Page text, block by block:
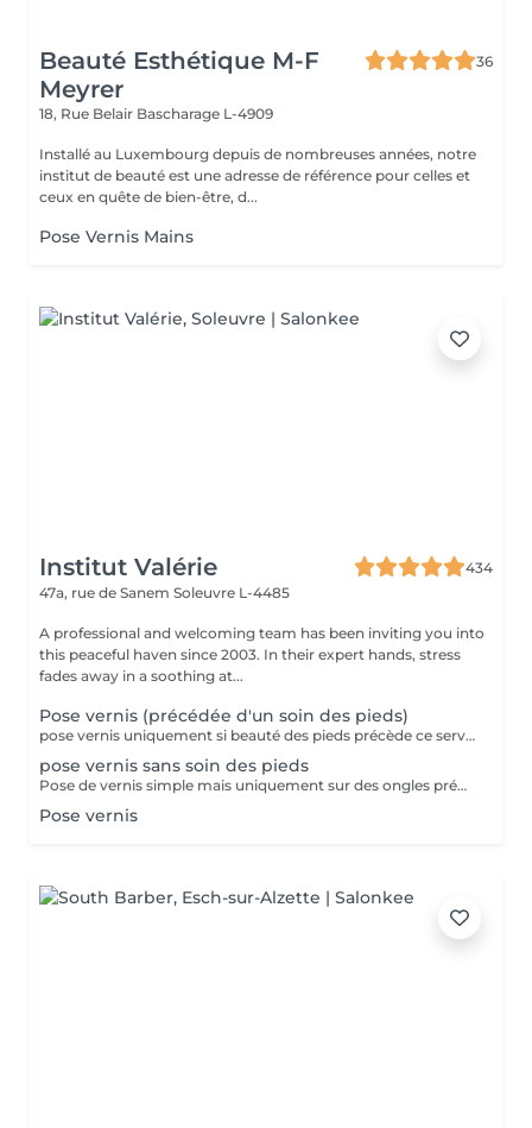
Beauté Esthétique M-F
Meyrer
36
18, Rue Belair Bascharage L-4909
Installé au Luxembourg depuis de nombreuses années, notre
institut de beauté est une adresse de référence pour celles et
ceux en quête de bien-être, d...
Pose Vernis Mains
Institut Valérie
434
47a, rue de Sanem Soleuvre L-4485
A professional and welcoming team has been inviting you into
this peaceful haven since 2003. In their expert hands, stress
fades away in a soothing at...
Pose vernis (précédée d'un soin des pieds)
pose vernis uniquement si beauté des pieds précède ce service!!
pose vernis sans soin des pieds
Pose de vernis simple mais uniquement sur des ongles préparés par vos soins
Pose vernis